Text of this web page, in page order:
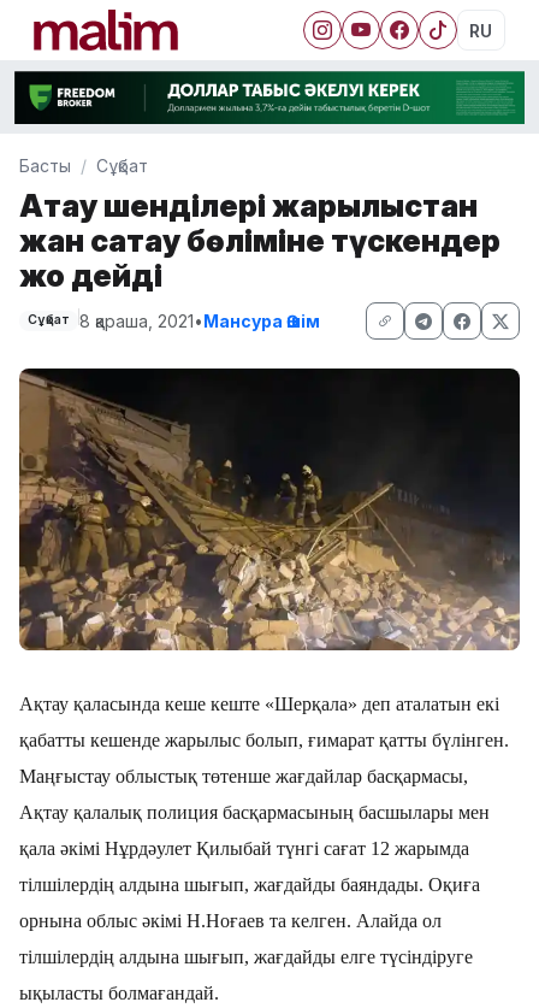
RU
Басты Сұқбат
Ақтау шенділері жарылыстан
жан сақтау бөліміне түскендер
жоқ дейді
Сұқбат 8 қараша, 2021•Мансура Әшім
Ақтау қаласында кеше кеште «Шерқала» деп аталатын екі
қабатты кешенде жарылыс болып, ғимарат қатты бүлінген.
Маңғыстау облыстық төтенше жағдайлар басқармасы,
Ақтау қалалық полиция басқармасының басшылары мен
қала әкімі Нұрдәулет Қилыбай түнгі сағат 12 жарымда
тілшілердің алдына шығып, жағдайды баяндады. Оқиға
орнына облыс әкімі Н.Ноғаев та келген. Алайда ол
тілшілердің алдына шығып, жағдайды елге түсіндіруге
ықыласты болмағандай.